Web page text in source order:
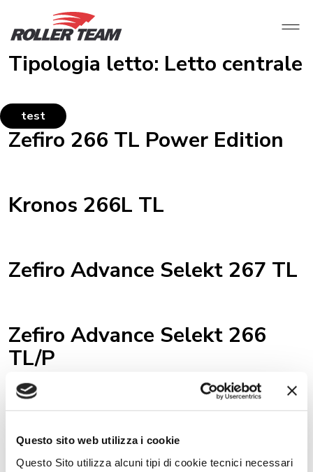
Questo sito web utilizza i cookie
Questo Sito utilizza alcuni tipi di cookie tecnici necessari
Tipologia letto: Letto centrale
test
Zefiro 266 TL Power Edition
Kronos 266L TL
Zefiro Advance Selekt 267 TL
Zefiro Advance Selekt 266
TL/P